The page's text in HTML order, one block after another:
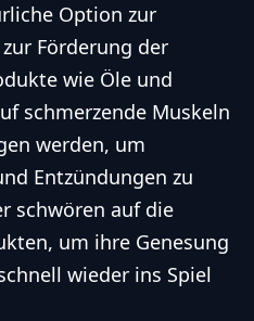
Option zur
Förderung der
wie Öle und
schmerzende Muskeln
werden, um
Entzündungen zu
schwören auf die
um ihre Genesung
wieder ins Spiel